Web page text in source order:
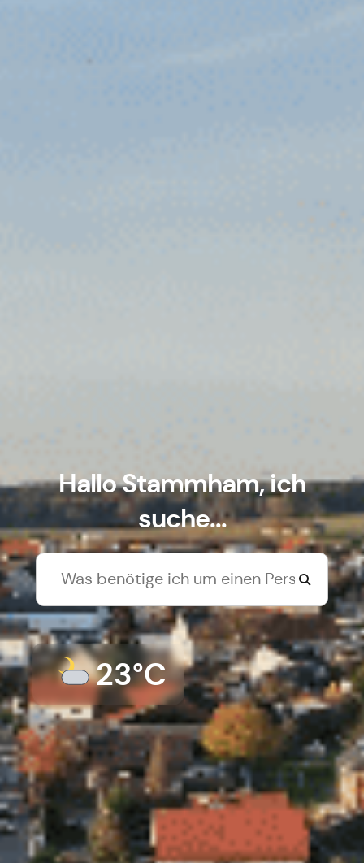
Hallo Stammham, ich
suche...
23°C